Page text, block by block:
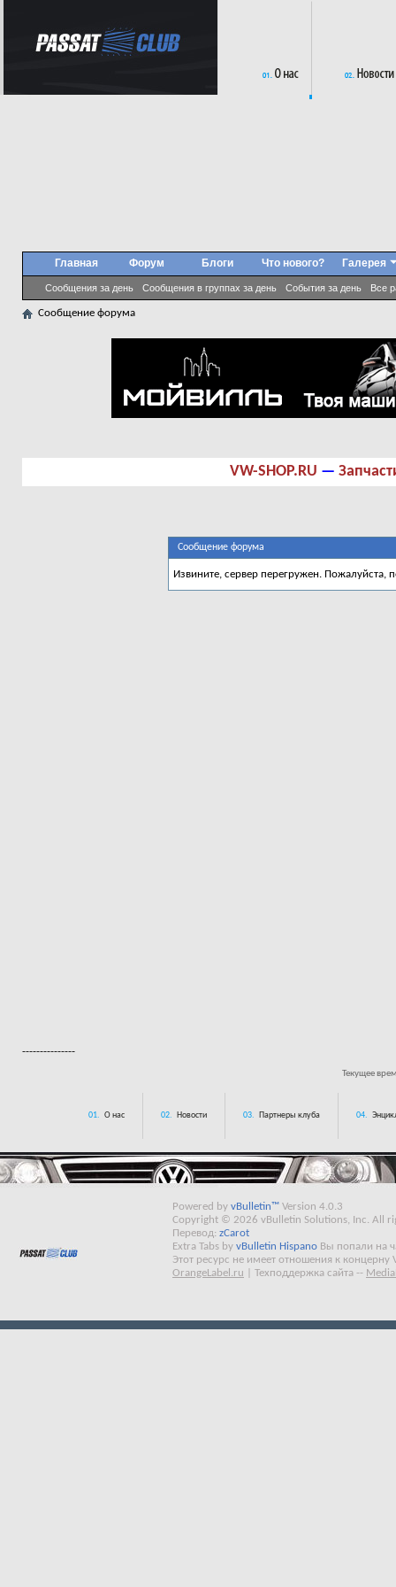
Главная Форум Блоги Что нового?
Сообщения за день Сообщения в группах за день События за день Все
Галерея
Сообщение форума
VW-SHOP.RU —
Сообщение форума
Извините, сервер перегружен. Пожалуйста,
---------------
Текущее
01. О нас 02. Новости 03. Партнеры клуба 04.
Powered by vBulletin™ Version 4.0.3
Copyright © 2026 vBulletin Solutions, Inc. All
Перевод: zCarot
Extra Tabs by vBulletin Hispano Вы попали на
Этот ресурс не имеет отношения к концерну
OrangeLabel.ru
Техподдержка сайта --